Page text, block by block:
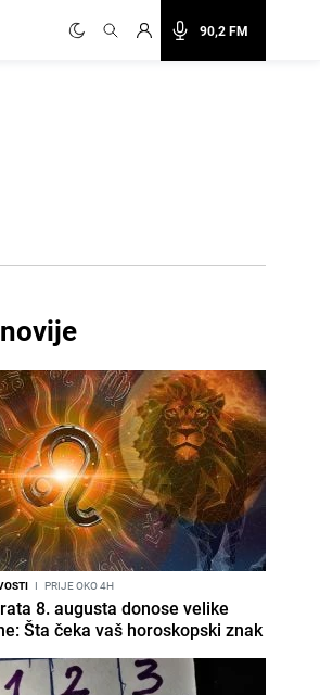
90,2 FM
I PRIJE OKO 4H
8. augusta donose velike
Šta čeka vaš horoskopski znak